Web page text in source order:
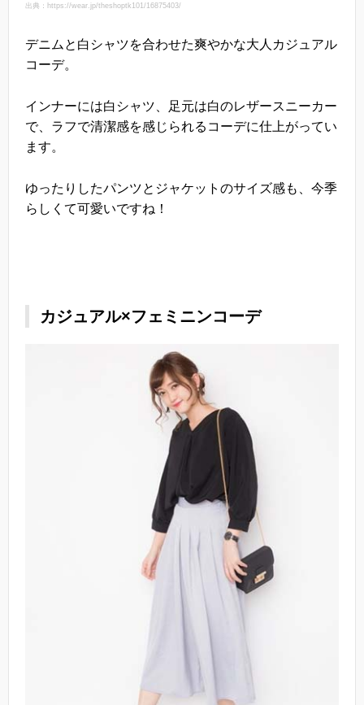
出典：https://wear.jp/theshoptk101/16875403/
デニムと白シャツを合わせた爽やかな大人カジュアル
コーデ。
インナーには白シャツ、足元は白のレザースニーカー
で、ラフで清潔感を感じられるコーデに仕上がってい
ます。
ゆったりしたパンツとジャケットのサイズ感も、今季
らしくて可愛いですね！
カジュアル×フェミニンコーデ